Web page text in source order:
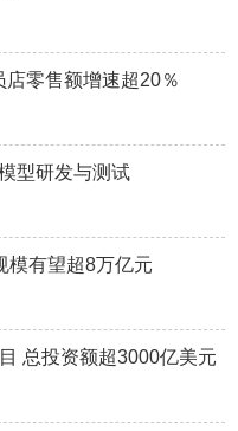
零售额增速超20％
型研发与测试
模有望超8万亿元
总投资额超3000亿美元